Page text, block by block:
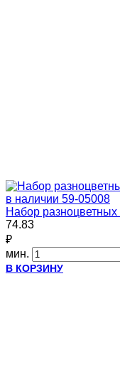
в наличии 59-05008
Набор
74.83
₽
мин.
В КОРЗИНУ